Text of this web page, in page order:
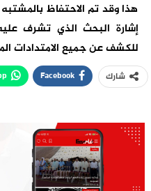
هذا وقد تم الاحتفاظ
إشارة البحث الذي تشرف
للكشف عن جميع الامتدادات
شارك Facebook